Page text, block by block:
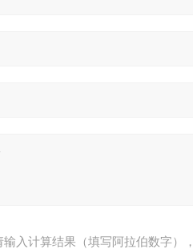
输入计算结果（填写阿拉伯数字）